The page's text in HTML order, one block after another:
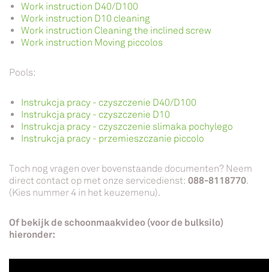
Work instruction D40/D100
Work instruction D10 cleaning
Work instruction Cleaning the inclined screw
Work instruction Moving piccolos
Pools:
Instrukcja pracy - czyszczenie D40/D100
Instrukcja pracy - czyszczenie D10
Instrukcja pracy - czyszczenie slimaka pochylego
Instrukcja pracy - przemieszczanie piccolo
Toch nog vragen over bovenstaande documenten? Neem
direct contact op met onze servicedienst: 088-8118770.
(Kies nummer 4 in het keuzemenu).
Of bekijk de schoonmaakvideo (voor de bulksilo)
hieronder: